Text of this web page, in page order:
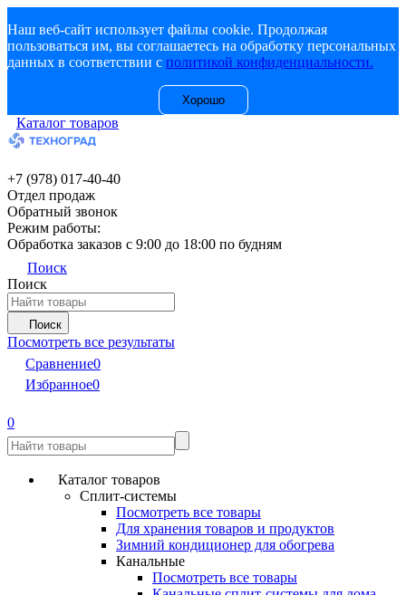
Наш веб-сайт использует файлы cookie. Продолжая
пользоваться им, вы соглашаетесь на обработку персональных
данных в соответствии с политикой конфиденциальности.
Хорошо
Каталог товаров
+7 (978) 017-40-40
Отдел продаж
Обратный звонок
Режим работы:
Обработка заказов с 9:00 до 18:00 по будням
Поиск
Поиск
Поиск
Посмотреть все результаты
Сравнение0
Избранное0
0
Каталог товаров
Сплит-системы
Посмотреть все товары
Для хранения товаров и продуктов
Зимний кондиционер для обогрева
Канальные
Посмотреть все товары